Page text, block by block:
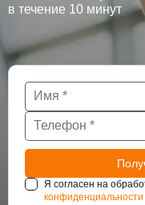
в течение 10 минут
Я согласен на
конфиденциальности